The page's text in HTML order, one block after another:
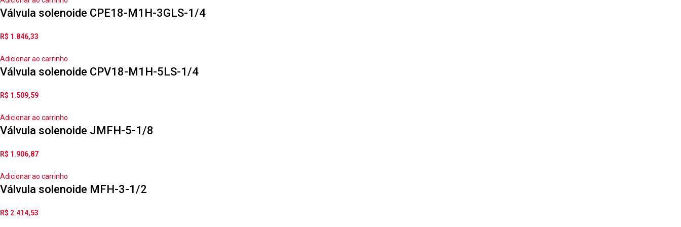
Válvula solenoide CPE18-M1H-3GLS-1/4
R$ 1.846,33
Adicionar ao carrinho
Válvula solenoide CPV18-M1H-5LS-1/4
R$ 1.509,59
Adicionar ao carrinho
Válvula solenoide JMFH-5-1/8
R$ 1.906,87
Adicionar ao carrinho
Válvula solenoide MFH-3-1/2
R$ 2.414,53